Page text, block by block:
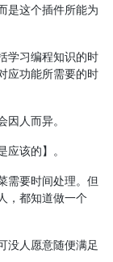
是这个插件所能为
学习编程知识的时
应功能所需要的时
人而异。
该的】。
需要时间处理。但
，都知道做一个
没人愿意随便满足